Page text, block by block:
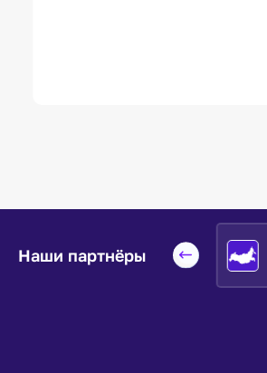
Наши партнёры
Евразийский НОЦ